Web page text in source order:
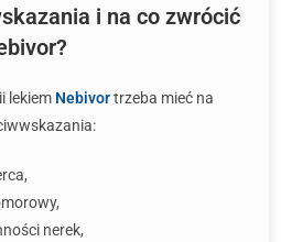
i na co zwrócić
lekiem Nebivortrzeba mieć na
nerek,